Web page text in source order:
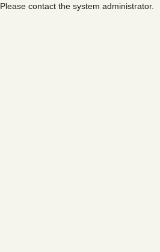
Please contact the system administrator.